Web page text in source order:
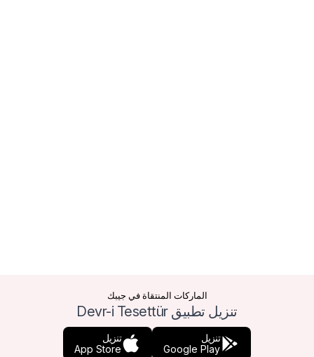
الماركات المنتقاة في جيبك
تنزيل تطبيق Devr-i Tesettür
تنزيل
Google Play
تنزيل
App Store